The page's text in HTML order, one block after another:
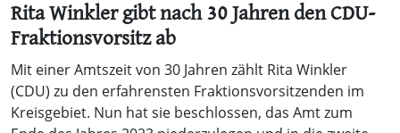
Rita Winkler gibt nach 30 Jahren den CDU-
Fraktionsvorsitz ab
Mit einer Amtszeit von 30 Jahren zählt Rita Winkler
(CDU) zu den erfahrensten Fraktionsvorsitzenden im
Kreisgebiet. Nun hat sie beschlossen, das Amt zum